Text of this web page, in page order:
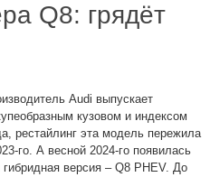
Q8: грядёт
Audi выпускает
кузовом и индексом
рестайлинг эта модель пережила
го. А весной 2024-го появилась
версия – Q8 PHEV. До